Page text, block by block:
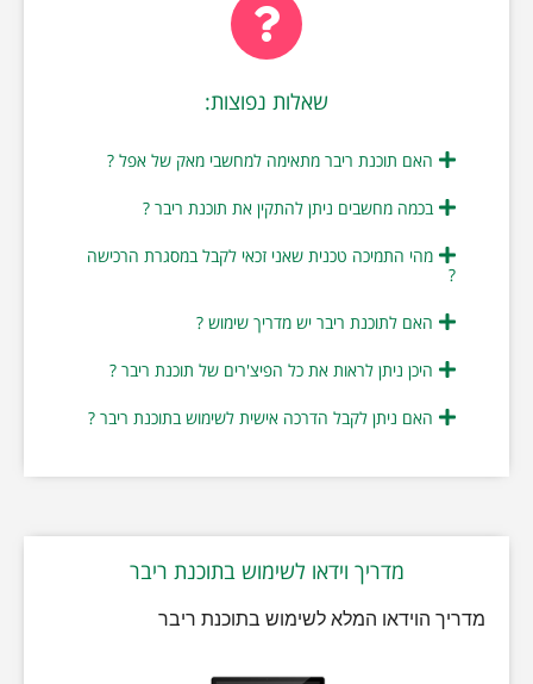
שאלות נפוצות:
האם תוכנת ריבר מתאימה למחשבי מאק של אפל ?
בכמה מחשבים ניתן להתקין את תוכנת ריבר ?
מהי התמיכה טכנית שאני זכאי לקבל במסגרת הרכישה
?
האם לתוכנת ריבר יש מדריך שימוש ?
היכן ניתן לראות את כל הפיצ'רים של תוכנת ריבר ?
האם ניתן לקבל הדרכה אישית לשימוש בתוכנת ריבר ?
מדריך וידאו לשימוש בתוכנת ריבר
מדריך הוידאו המלא לשימוש בתוכנת ריבר